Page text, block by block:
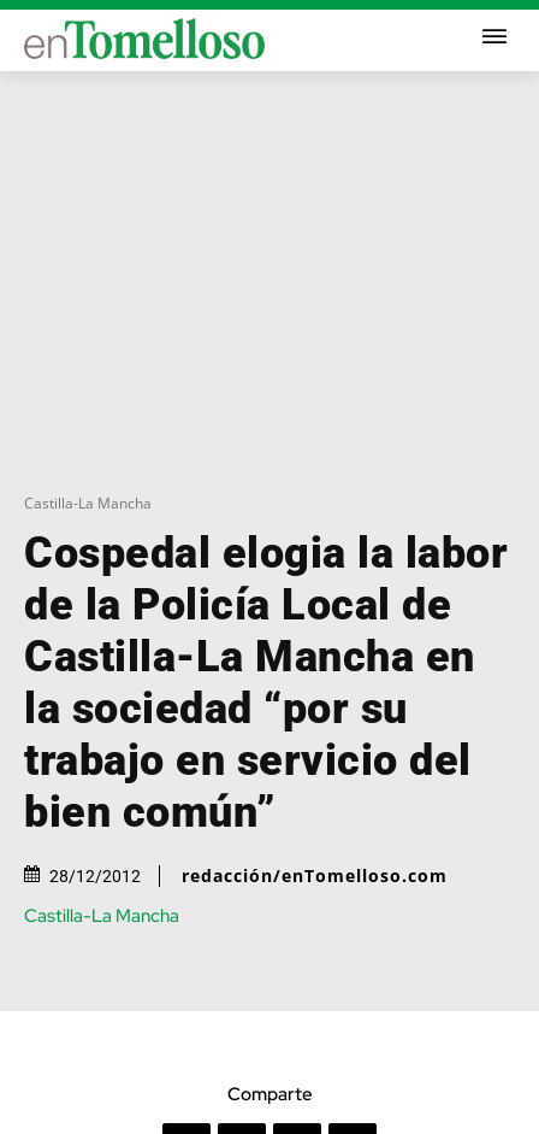
Castilla-La Mancha
Cospedal elogia la labor
de la Policía Local de
Castilla-La Mancha en
la sociedad “por su
trabajo en servicio del
bien común”
28/12/2012 redacción/enTomelloso.com
Castilla-La Mancha
Comparte